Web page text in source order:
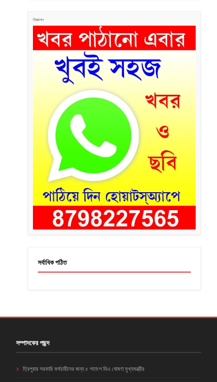
বিজ্ঞাপন
সর্বাধিক পঠিত
সম্পাদকের পছন্দ
ত্রিপুরার সরকারি কর্মচারীদের জন্য ৫ শতাংশ ডিএ ঘোষণা মুখ্যমন্ত্রীর